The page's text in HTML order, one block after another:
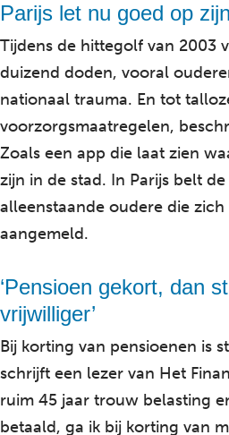
Parijs let nu goed op
Tijdens de hittegolf van 2003
duizend doden, vooral
nationaal trauma. En tot
voorzorgsmaatregelen,
Zoals een app die laat zien
zijn in de stad. In Parijs belt
alleenstaande oudere die
aangemeld.
‘Pensioen gekort, dan
vrijwilliger’
Bij korting van pensioenen is
schrijft een lezer van Het
ruim 45 jaar trouw belasting
betaald, ga ik bij korting van